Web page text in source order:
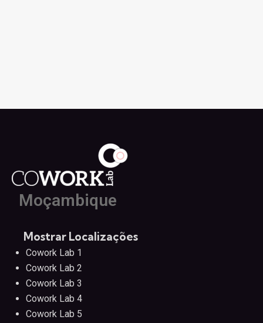
Moçambique
Mostrar Localizações
Cowork Lab 1
Cowork Lab 2
Cowork Lab 3
Cowork Lab 4
Cowork Lab 5